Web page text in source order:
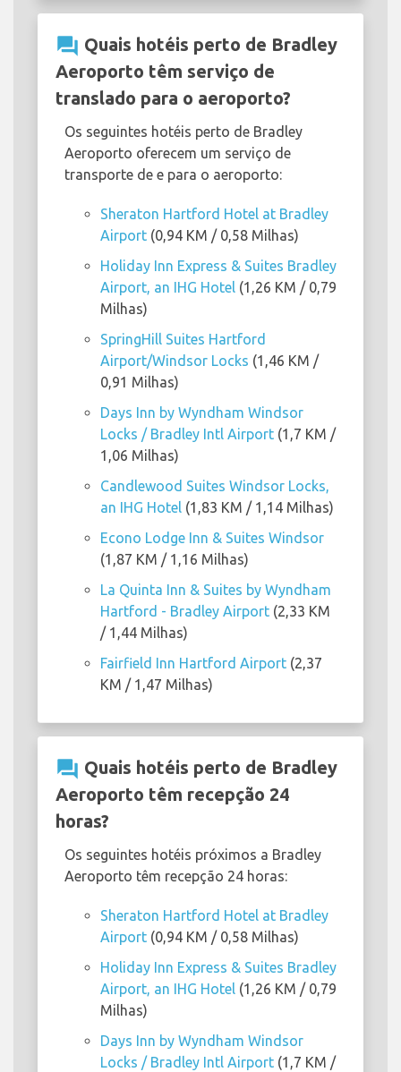
question_answer Quais hotéis perto de Bradley
Aeroporto têm serviço de
translado para o aeroporto?
Os seguintes hotéis perto de Bradley
Aeroporto oferecem um serviço de
transporte de e para o aeroporto:
Sheraton Hartford Hotel at Bradley
Airport (0,94 KM / 0,58 Milhas)
Holiday Inn Express & Suites Bradley
Airport, an IHG Hotel (1,26 KM / 0,79
Milhas)
SpringHill Suites Hartford
Airport/Windsor Locks (1,46 KM /
0,91 Milhas)
Days Inn by Wyndham Windsor
Locks / Bradley Intl Airport (1,7 KM /
1,06 Milhas)
Candlewood Suites Windsor Locks,
an IHG Hotel (1,83 KM / 1,14 Milhas)
Econo Lodge Inn & Suites Windsor
(1,87 KM / 1,16 Milhas)
La Quinta Inn & Suites by Wyndham
Hartford - Bradley Airport (2,33 KM
/ 1,44 Milhas)
Fairfield Inn Hartford Airport (2,37
KM / 1,47 Milhas)
question_answer Quais hotéis perto de Bradley
Aeroporto têm recepção 24
horas?
Os seguintes hotéis próximos a Bradley
Aeroporto têm recepção 24 horas:
Sheraton Hartford Hotel at Bradley
Airport (0,94 KM / 0,58 Milhas)
Holiday Inn Express & Suites Bradley
Airport, an IHG Hotel (1,26 KM / 0,79
Milhas)
Days Inn by Wyndham Windsor
Locks / Bradley Intl Airport (1,7 KM /